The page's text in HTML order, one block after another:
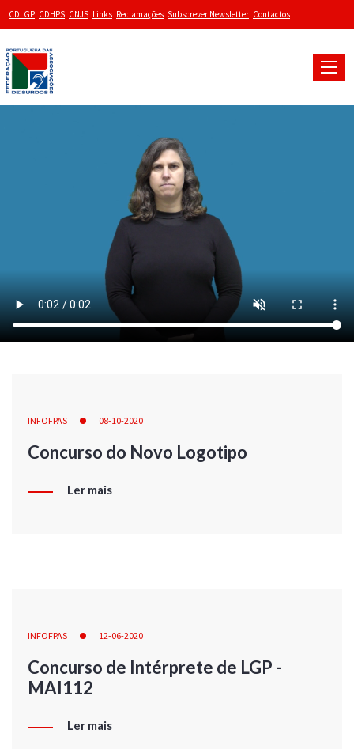
CDLGP CDHPS CNJS Links Reclamações Subscrever Newsletter Contactos
Toggle
INFOFPAS 08-10-2020
Concurso do Novo Logotipo
Ler mais
INFOFPAS 12-06-2020
Concurso de Intérprete de LGP -
MAI112
Ler mais